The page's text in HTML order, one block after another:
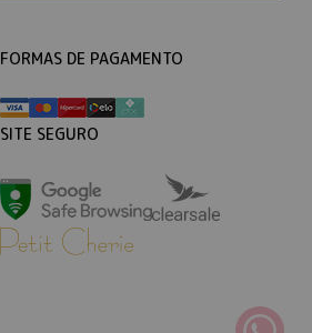
FORMAS DE PAGAMENTO
SITE SEGURO